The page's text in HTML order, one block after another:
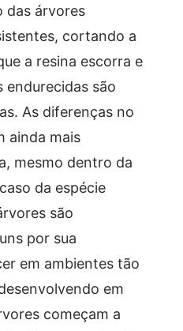
das árvores
cortando a
a resina escorra e
endurecidas são
As diferenças no
ainda mais
mesmo dentro da
da espécie
são
por sua
em ambientes tão
em
começam a